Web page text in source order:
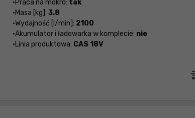
Praca na mokro: tak
Masa [kg]: 3.8
Wydajność [l/min]: 2100
Akumulator i ładowarka w komplecie: nie
Linia produktowa: CAS 18V